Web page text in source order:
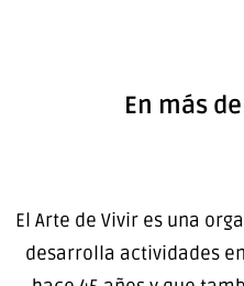
En más
El Arte de Vivir es una
desarrolla actividades